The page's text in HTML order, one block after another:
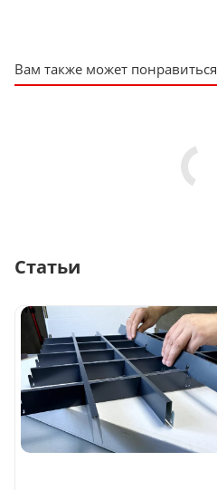
Вам также может понравиться
Статьи